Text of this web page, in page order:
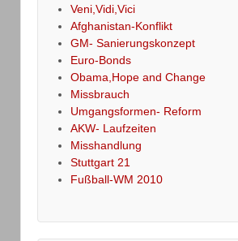
Veni,Vidi,Vici
Afghanistan-Konflikt
GM- Sanierungskonzept
Euro-Bonds
Obama,Hope and Change
Missbrauch
Umgangsformen- Reform
AKW- Laufzeiten
Misshandlung
Stuttgart 21
Fußball-WM 2010